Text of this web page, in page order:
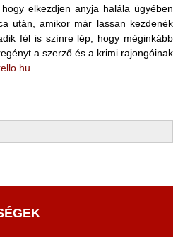
elkezdjen anyja halála ügyében
után, amikor már lassan kezdenék
fél is színre lép, hogy méginkább
a szerző és a krimi rajongóinak